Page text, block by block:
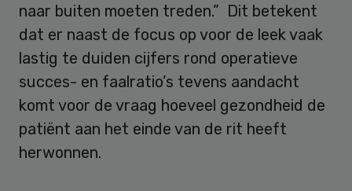
naar buiten moeten treden.” Dit betekent
dat er naast de focus op voor de leek vaak
lastig te duiden cijfers rond operatieve
succes- en faalratio’s tevens aandacht
komt voor de vraag hoeveel gezondheid de
patiënt aan het einde van de rit heeft
herwonnen.